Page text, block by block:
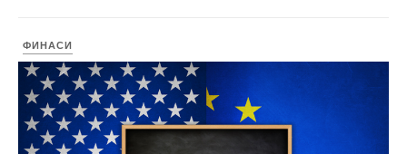
ФИНАСИ